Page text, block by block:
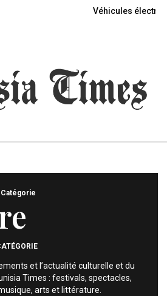
Véhicules
et l’actualité culturelle et du
Times : festivals, spectacles,
arts et littérature.